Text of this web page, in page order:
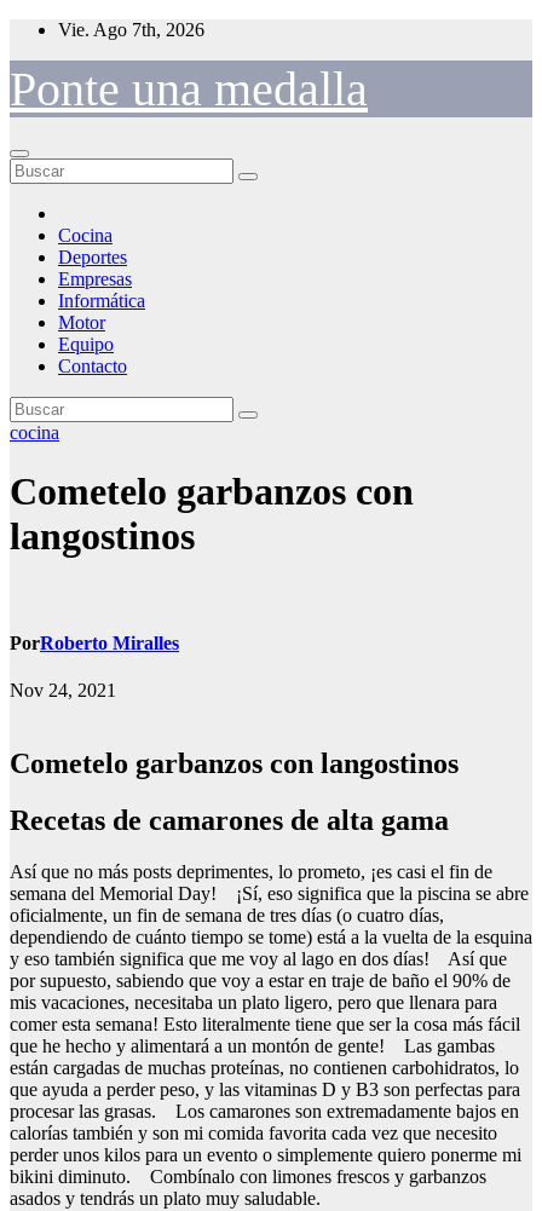
Saltar
contenido
Vie. Ago 7th, 2026
Ponte una medalla
Cocina
Deportes
Empresas
Informática
Motor
Equipo
Contacto
cocina
Cometelo garbanzos con
langostinos
PorRoberto Miralles
Nov 24, 2021
Cometelo garbanzos con langostinos
Recetas de camarones de alta gama
Así que no más posts deprimentes, lo prometo, ¡es casi el fin de
semana del Memorial Day! ¡Sí, eso significa que la piscina se abre
oficialmente, un fin de semana de tres días (o cuatro días,
dependiendo de cuánto tiempo se tome) está a la vuelta de la esquina
y eso también significa que me voy al lago en dos días! Así que
por supuesto, sabiendo que voy a estar en traje de baño el 90% de
mis vacaciones, necesitaba un plato ligero, pero que llenara para
comer esta semana! Esto literalmente tiene que ser la cosa más fácil
que he hecho y alimentará a un montón de gente! Las gambas
están cargadas de muchas proteínas, no contienen carbohidratos, lo
que ayuda a perder peso, y las vitaminas D y B3 son perfectas para
procesar las grasas. Los camarones son extremadamente bajos en
calorías también y son mi comida favorita cada vez que necesito
perder unos kilos para un evento o simplemente quiero ponerme mi
bikini diminuto. Combínalo con limones frescos y garbanzos
asados y tendrás un plato muy saludable.